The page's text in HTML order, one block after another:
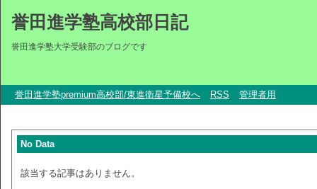
誉田進学塾高校部日記
誉田進学塾大学受験部のブログです
誉田進学塾premium高校部/東進衛星予備校へ RSS 管理者用
No Data
該当する記事はありません。